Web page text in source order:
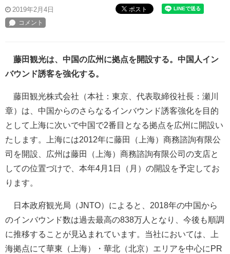
2019年2月4日 ポスト
藤田観光は、中国の広州に拠点を開設する。中国人イン
バウンド誘客を強化する。
藤田観光株式会社（本社：東京、代表取締役社長：瀬川
章）は、中国からのさらなるインバウンド誘客強化を目的
として上海に次いで中国で2番目となる拠点を広州に開設い
たします。上海には2012年に藤田（上海）商務諮詢有限公
司を開設、広州は藤田（上海）商務諮詢有限公司の支店と
しての位置づけで、本年4月1日（月）の開設を予定してお
ります。
日本政府観光局（JNTO）によると、2018年の中国から
のインバウンド数は過去最高の838万人となり、今後も順調
に推移することが見込まれています。当社においては、上
海拠点にて華東（上海）・華北（北京）エリアを中心にPR